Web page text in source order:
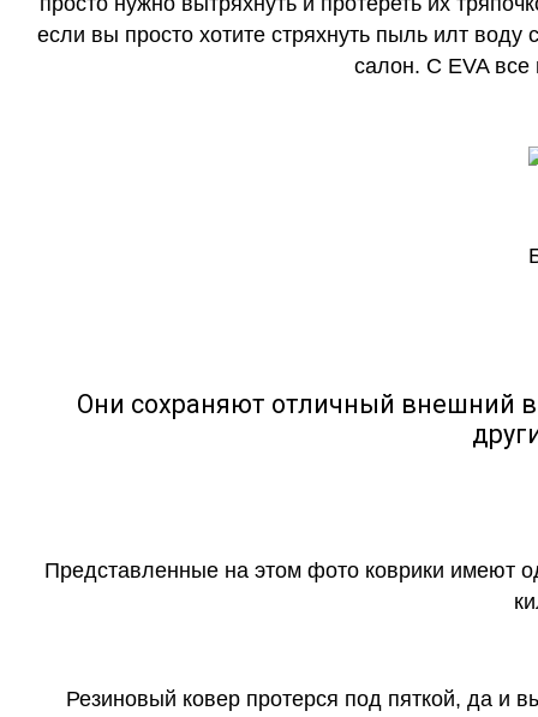
если вы просто хотите стряхнуть пыль илт воду
салон. С EVA все
Они сохраняют отличный внешний
Представленные на этом фото коврики имеют
Резиновый ковер протерся под пяткой, да и